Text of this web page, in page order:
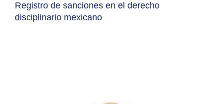
Registro de sanciones en el derecho
disciplinario mexicano